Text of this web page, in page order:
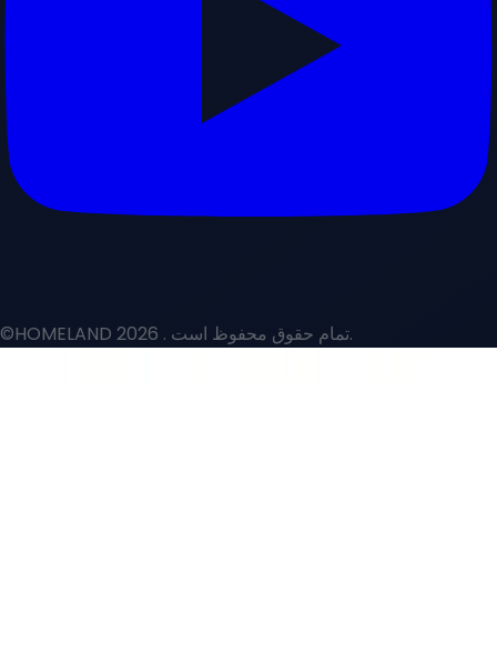
©HOMELAND 2026 . تمام حقوق محفوظ است.